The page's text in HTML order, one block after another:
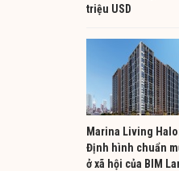
triệu USD
Marina Living
Định hình chuẩn
ở xã hội của BIM